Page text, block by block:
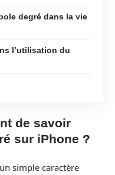
degré dans la vie
l’utilisation du
de savoir
sur iPhone ?
simple caractère